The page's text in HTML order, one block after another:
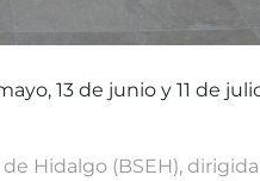
13 de junio y 11 de
Hidalgo (BSEH),